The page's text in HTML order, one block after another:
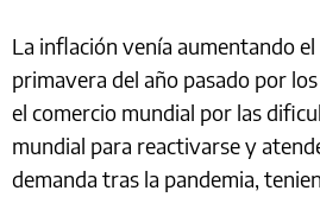
La inflación venía aumentando
primavera del año pasado por
el comercio mundial por las
mundial para reactivarse y
demanda tras la pandemia,